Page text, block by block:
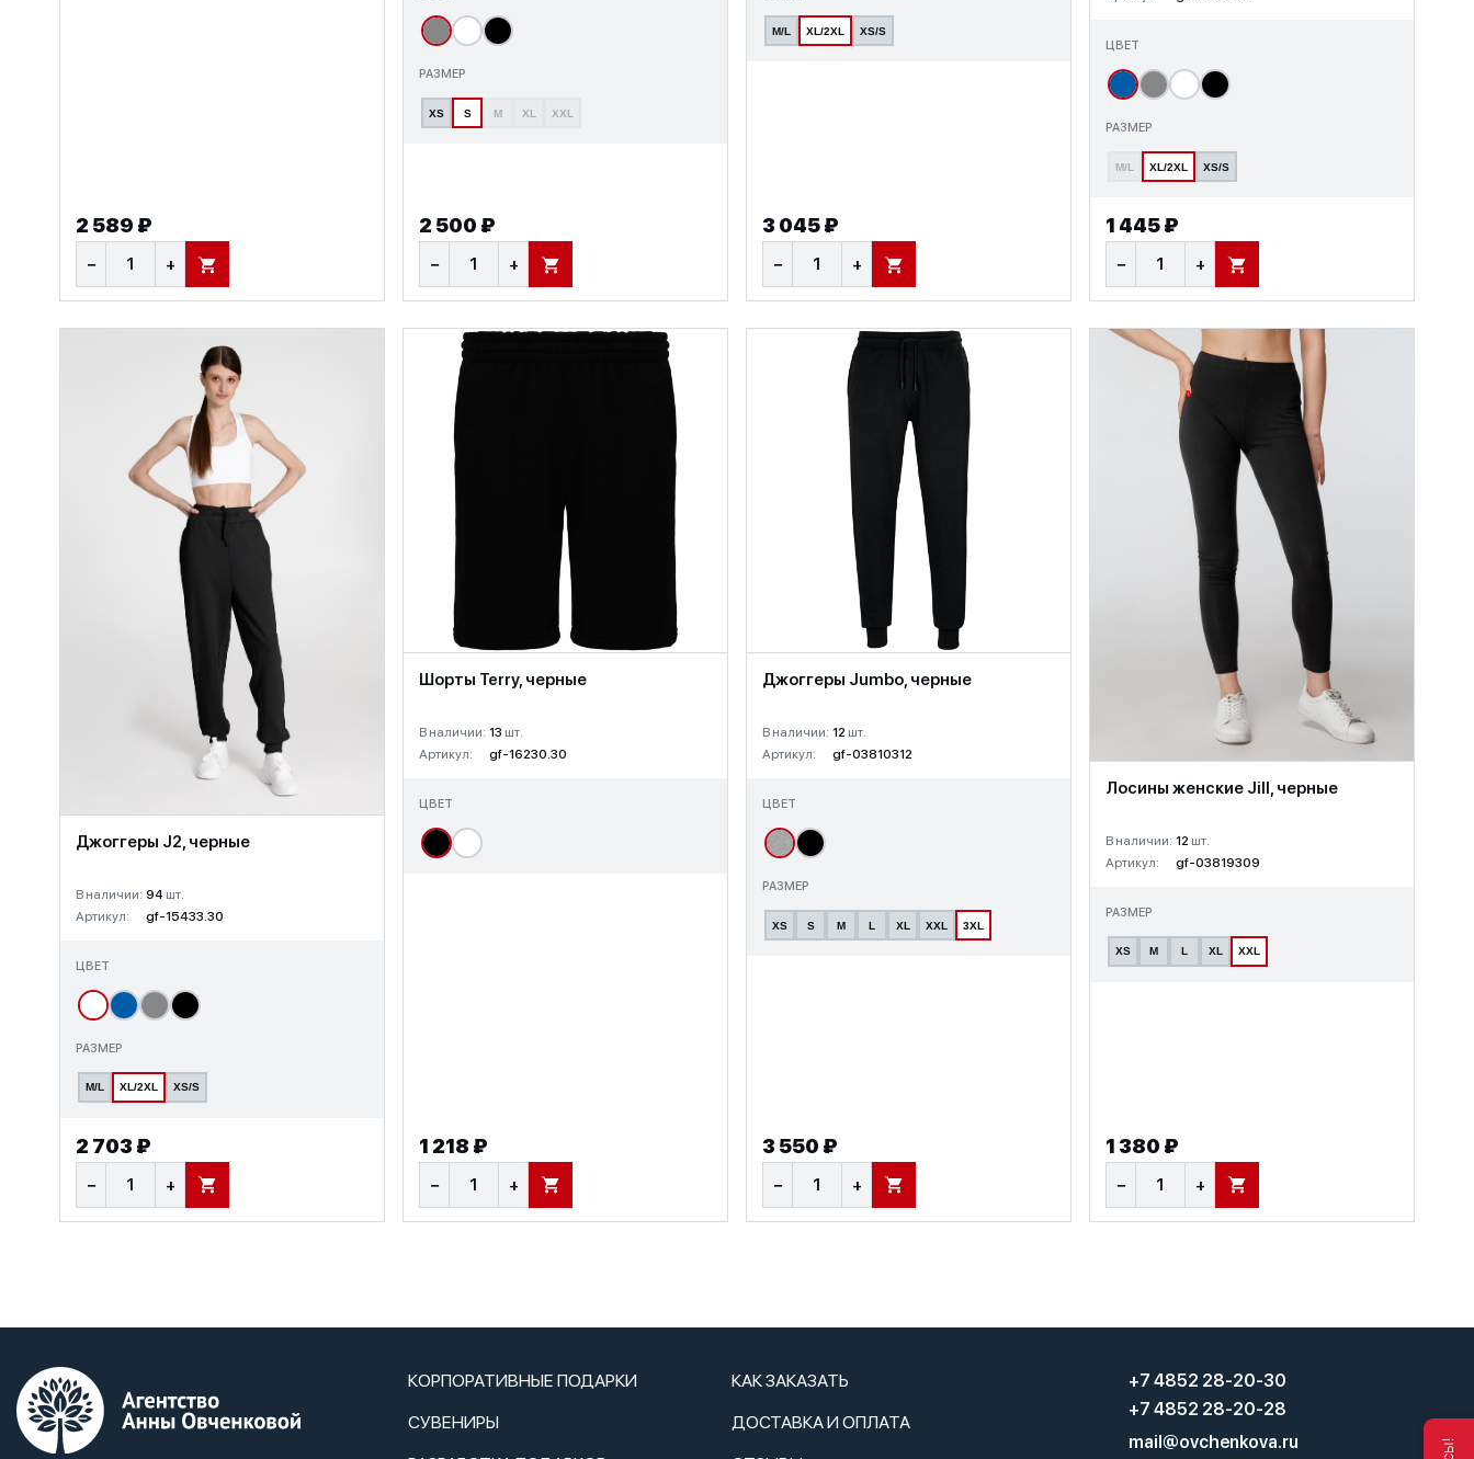
2 589 ₽
− + В КОРЗИНУ
РАЗМЕР
XS S M XL XXL
2 500 ₽
− + В КОРЗИНУ
M/L XL/2XL XS/S
3 045 ₽
− + В КОРЗИНУ
ЦВЕТ
РАЗМЕР
M/L XL/2XL XS/S
1 445 ₽
− + В КОРЗИНУ
Джоггеры J2, черные
В наличии: 94 шт.
Артикул:
gf-15433.30
ЦВЕТ
РАЗМЕР
M/L XL/2XL XS/S
2 703 ₽
− + В КОРЗИНУ
Шорты Terry, черные
В наличии: 13 шт.
Артикул:
gf-16230.30
ЦВЕТ
1 218 ₽
− + В КОРЗИНУ
Джоггеры Jumbo, черные
В наличии: 12 шт.
Артикул:
gf-03810312
ЦВЕТ
РАЗМЕР
XS S M L XL XXL 3XL
3 550 ₽
− + В КОРЗИНУ
Лосины женские Jill, черные
В наличии: 12 шт.
Артикул:
gf-03819309
РАЗМЕР
XS M L XL XXL
1 380 ₽
− + В КОРЗИНУ
КОРПОРАТИВНЫЕ ПОДАРКИ
СУВЕНИРЫ
КАК ЗАКАЗАТЬ
ДОСТАВКА И ОПЛАТА
+7 4852 28-20-30
+7 4852 28-20-28
mail@ovchenkova.ru